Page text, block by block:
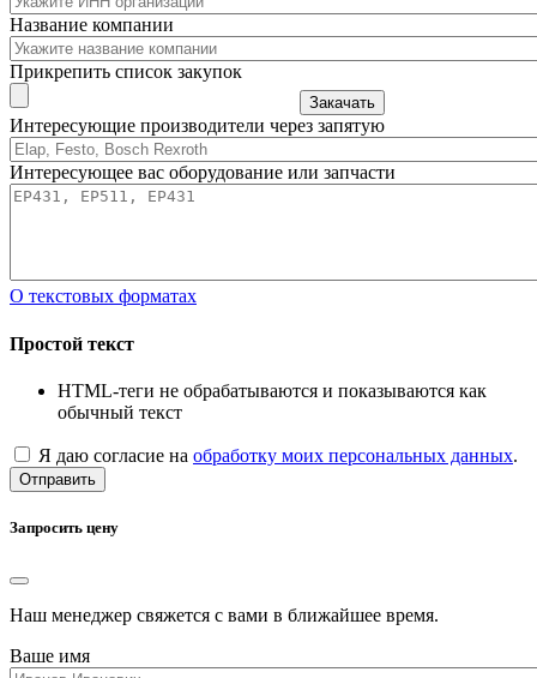
Название компании
Прикрепить список закупок
Закачать
Интересующие производители через запятую
Интересующее вас оборудование или запчасти
О текстовых форматах
Простой текст
HTML-теги не обрабатываются и показываются как
обычный текст
Я даю согласие на обработку моих персональных данных.
Отправить
Запросить цену
Наш менеджер свяжется с вами в ближайшее время.
Ваше имя